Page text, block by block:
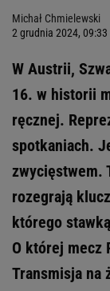
Michał Chmielewski
2 grudnia 2024, 09:33
W Austrii,
16. w historii
ręcznej.
spotkaniach.
zwycięstwem.
rozegrają
którego
O której mecz
Transmisja na